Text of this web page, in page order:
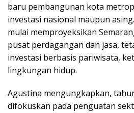
baru pembangunan kota
investasi nasional maupun
mulai memproyeksikan
pusat perdagangan dan jasa,
investasi berbasis pariwisata,
lingkungan hidup.
Agustina mengungkapkan,
difokuskan pada penguatan